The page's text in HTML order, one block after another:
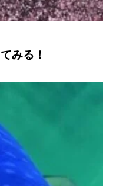
みる！